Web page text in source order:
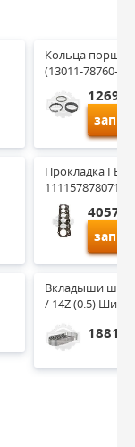
Кольца
(13011-78760-71)
Прокладка ГБЦ
111157878071
Вкладыши
/ 14Z (0.5)